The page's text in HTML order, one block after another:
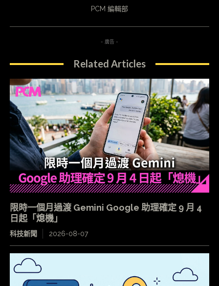
PCM 編輯部
- 廣告 -
Related Articles
限時一個月過渡 Gemini Google 助理確定 9 月 4
日起「熄機」
科技新聞 2026-08-07